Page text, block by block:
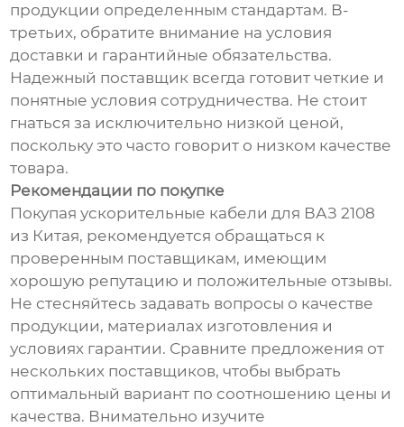
продукции определенным стандартам. В-
третьих, обратите внимание на условия
доставки и гарантийные обязательства.
Надежный поставщик всегда готовит четкие и
понятные условия сотрудничества. Не стоит
гнаться за исключительно низкой ценой,
поскольку это часто говорит о низком качестве
товара.
Рекомендации по покупке
Покупая ускорительные кабели для ВАЗ 2108
из Китая, рекомендуется обращаться к
проверенным поставщикам, имеющим
хорошую репутацию и положительные отзывы.
Не стесняйтесь задавать вопросы о качестве
продукции, материалах изготовления и
условиях гарантии. Сравните предложения от
нескольких поставщиков, чтобы выбрать
оптимальный вариант по соотношению цены и
качества. Внимательно изучите